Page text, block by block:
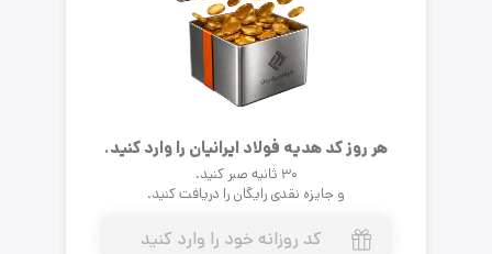
هر روز کد هدیه فولاد ایرانیان را وارد کنید.
۳۰ ثانیه صبر کنید.
و جایزه نقدی رایگان را دریافت کنید.